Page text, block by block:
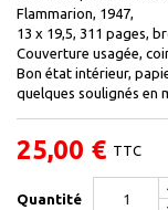
Flammarion, 1947,
13 x 19,5, 311 pages,
Couverture usagée,
Bon état intérieur,
quelques soulignés en
25,00 € TTC
Quantité